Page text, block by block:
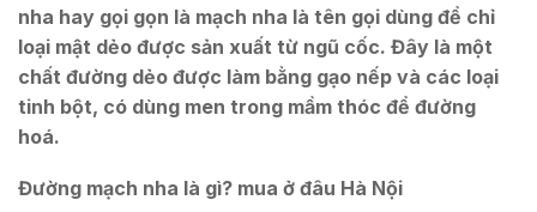
nha hay gọi gọn là mạch nha là tên gọi dùng để chỉ
loại mật dẻo được sản xuất từ ngũ cốc. Đây là một
chất đường dẻo được làm bằng gạo nếp và các loại
tinh bột, có dùng men trong mầm thóc để đường
hoá.
Đường mạch nha là gì? mua ở đâu Hà Nội